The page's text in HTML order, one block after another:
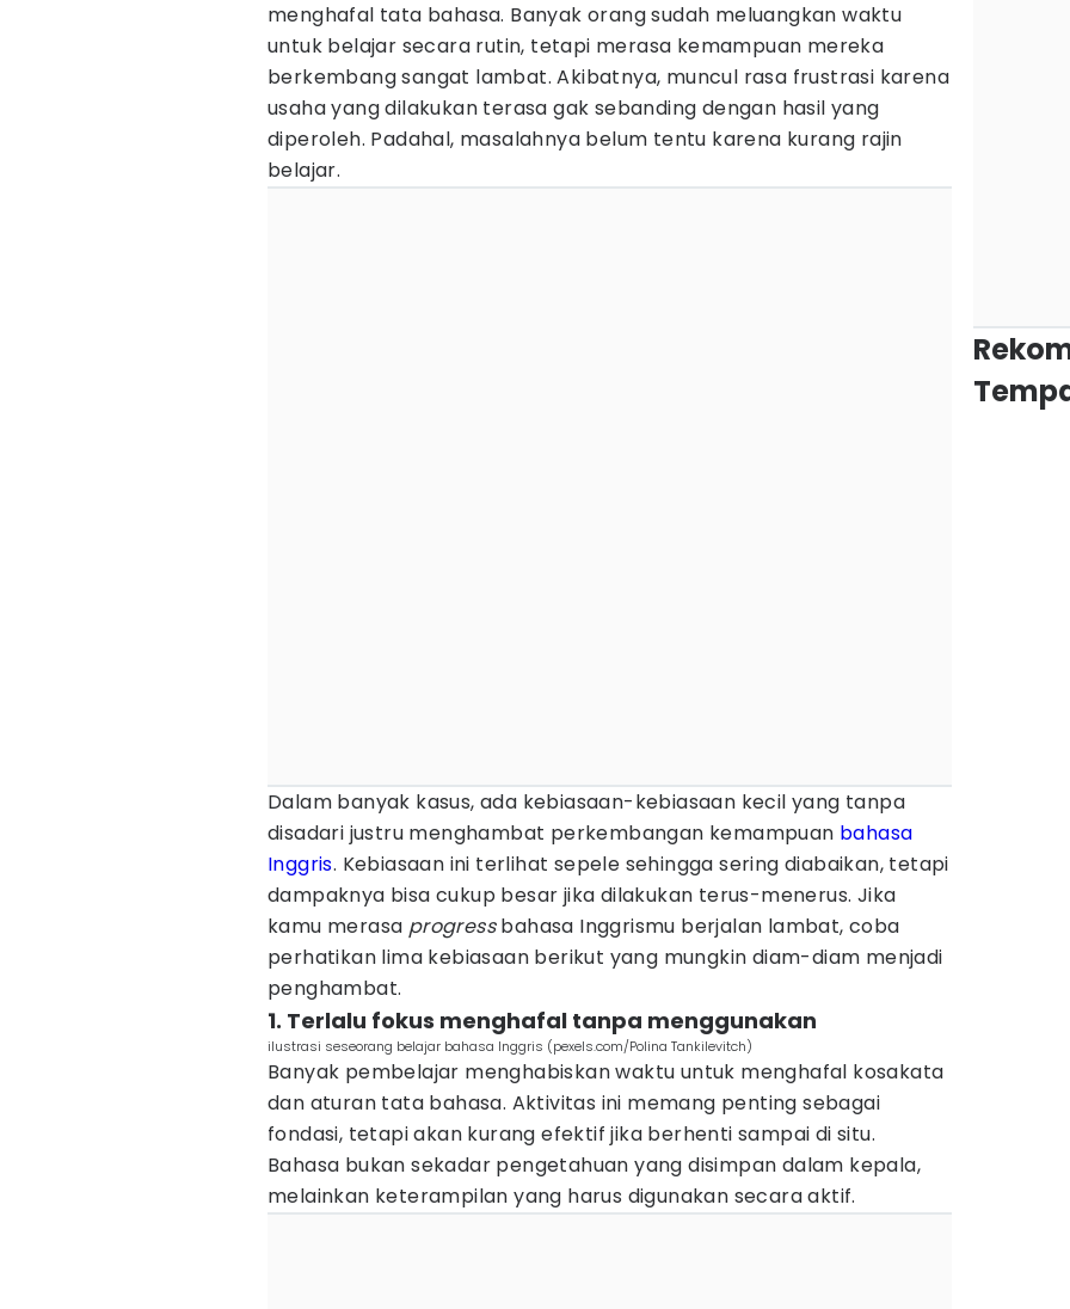
menghafal tata bahasa. Banyak orang sudah meluangkan waktu
untuk belajar secara rutin, tetapi merasa kemampuan mereka
berkembang sangat lambat. Akibatnya, muncul rasa frustrasi karena
usaha yang dilakukan terasa gak sebanding dengan hasil yang
diperoleh. Padahal, masalahnya belum tentu karena kurang rajin
belajar.
Dalam banyak kasus, ada kebiasaan-kebiasaan kecil yang tanpa
disadari justru menghambat perkembangan kemampuan bahasa
Inggris. Kebiasaan ini terlihat sepele sehingga sering diabaikan, tetapi
dampaknya bisa cukup besar jika dilakukan terus-menerus. Jika
kamu merasa progressbahasa Inggrismu berjalan lambat, coba
perhatikan lima kebiasaan berikut yang mungkin diam-diam menjadi
penghambat.
1. Terlalu fokus menghafal tanpa menggunakan
ilustrasi seseorang belajar bahasa Inggris (pexels.com/Polina Tankilevitch)
Banyak pembelajar menghabiskan waktu untuk menghafal kosakata
dan aturan tata bahasa. Aktivitas ini memang penting sebagai
fondasi, tetapi akan kurang efektif jika berhenti sampai di situ.
Bahasa bukan sekadar pengetahuan yang disimpan dalam kepala,
melainkan keterampilan yang harus digunakan secara aktif.